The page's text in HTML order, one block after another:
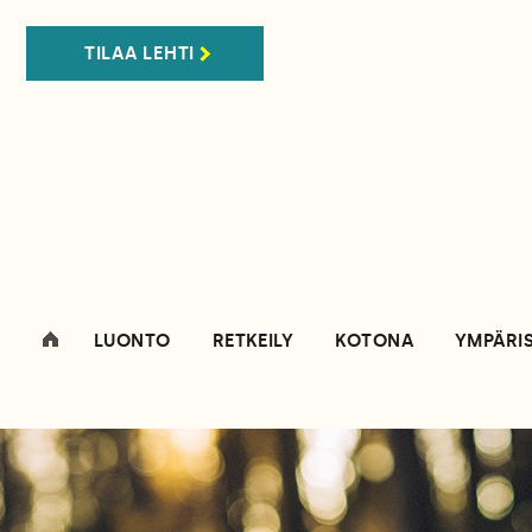
TILAA LEHTI
LUONTO RETKEILY KOTONA